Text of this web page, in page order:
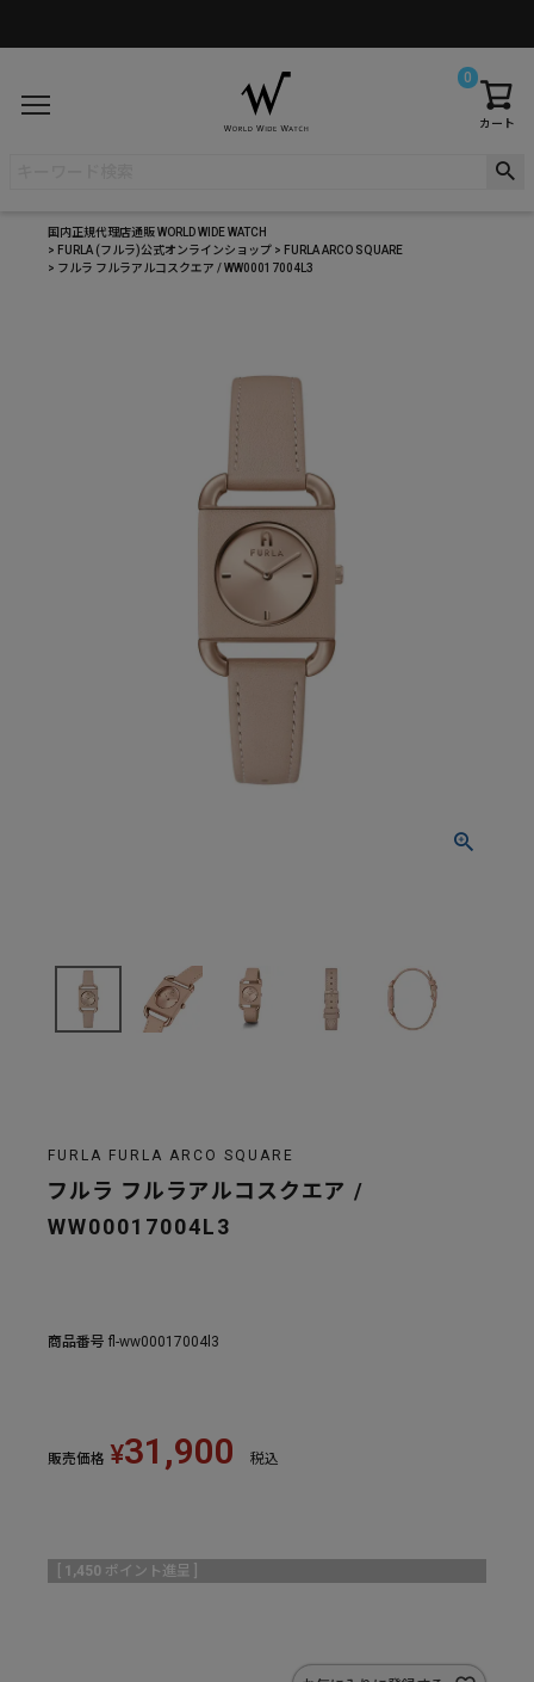
カート
0
国内正規代理店通販 WORLD WIDE WATCH
FURLA (フルラ)公式オンラインショップ
FURLA ARCO SQUARE
フルラ フルラアルコスクエア / WW00017004L3
FURLA FURLA ARCO SQUARE
フルラ フルラアルコスクエア /
WW00017004L3
商品番号 fl-ww00017004l3
販売価格 ¥31,900 税込
1,450 ポイント進呈 ]